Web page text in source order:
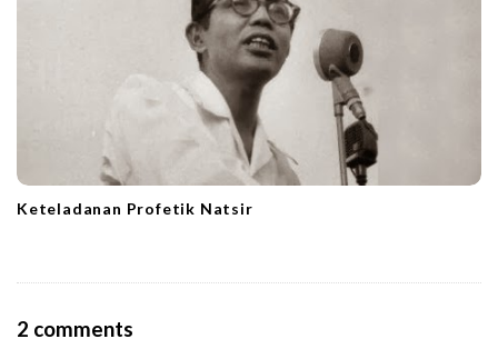
Keteladanan Profetik Natsir
2 comments